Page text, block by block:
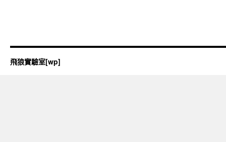
飛狼實驗室[wp]